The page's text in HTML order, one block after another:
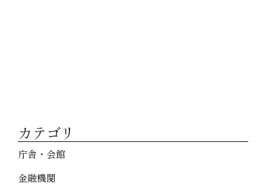
カテゴリ
庁舎・会館
金融機関